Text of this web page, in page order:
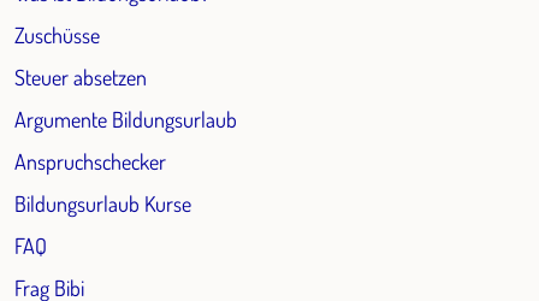
Zuschüsse
Steuer absetzen
Argumente Bildungsurlaub
Anspruchschecker
Bildungsurlaub Kurse
FAQ
Frag Bibi